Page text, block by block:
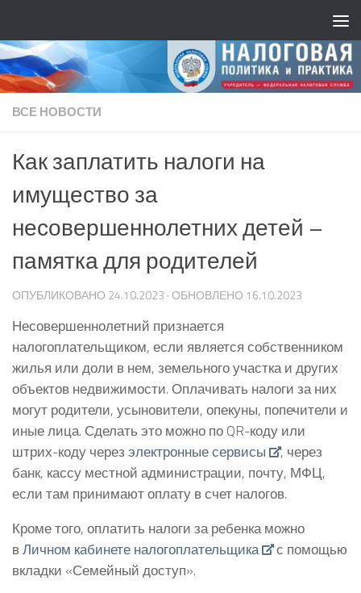
ВСЕ НОВОСТИ
Как заплатить налоги на
имущество за
несовершеннолетних детей –
памятка для родителей
ОПУБЛИКОВАНО 24.10.2023 · ОБНОВЛЕНО 16.10.2023
Несовершеннолетний признается
налогоплательщиком, если является собственником
жилья или доли в нем, земельного участка и других
объектов недвижимости. Оплачивать налоги за них
могут родители, усыновители, опекуны, попечители и
иные лица. Сделать это можно по QR-коду или
штрих-коду через электронные сервисы
, через
банк, кассу местной администрации, почту, МФЦ,
если там принимают оплату в счет налогов.
Кроме того, оплатить налоги за ребенка можно
вЛичном кабинете налогоплательщика
с помощью
вкладки «Семейный доступ».